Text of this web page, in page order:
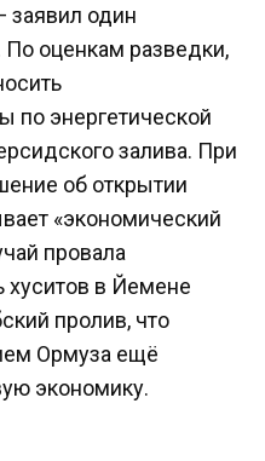
заявил один
По оценкам разведки,
по энергетической
залива. При
об открытии
«экономический
провала
хуситов в Йемене
пролив, что
Ормуза ещё
экономику.